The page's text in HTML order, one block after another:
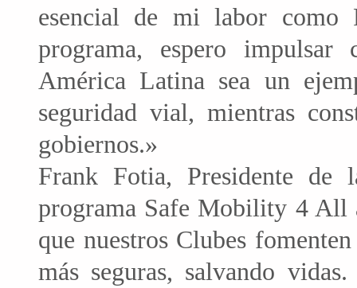
esencial de mi labor como
programa, espero
América Latina sea un
seguridad vial, mientras
gobiernos.»
Frank Fotia, Presidente
programa Safe Mobility 4 All
que nuestros Clubes
más seguras, salvando